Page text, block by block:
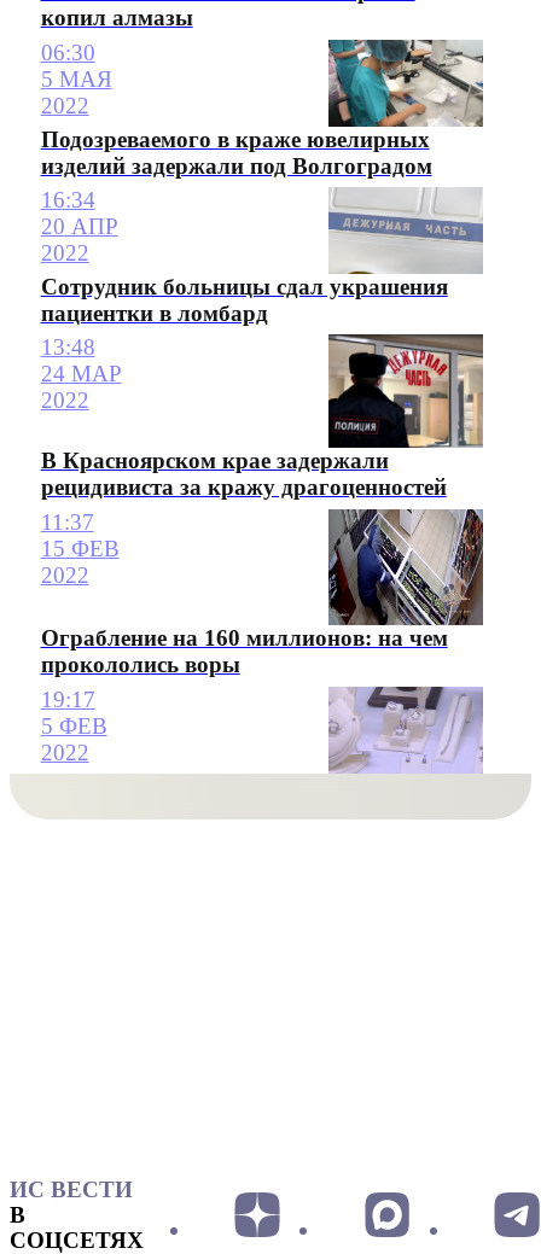
копил алмазы
06:30
5 МАЯ
2022
Подозреваемого в краже ювелирных
изделий задержали под Волгоградом
16:34
20 АПР
2022
Сотрудник больницы сдал украшения
пациентки в ломбард
13:48
24 МАР
2022
В Красноярском крае задержали
рецидивиста за кражу драгоценностей
11:37
15 ФЕВ
2022
Ограбление на 160 миллионов: на чем
прокололись воры
19:17
5 ФЕВ
2022
ИС ВЕСТИ
В
СОЦСЕТЯХ